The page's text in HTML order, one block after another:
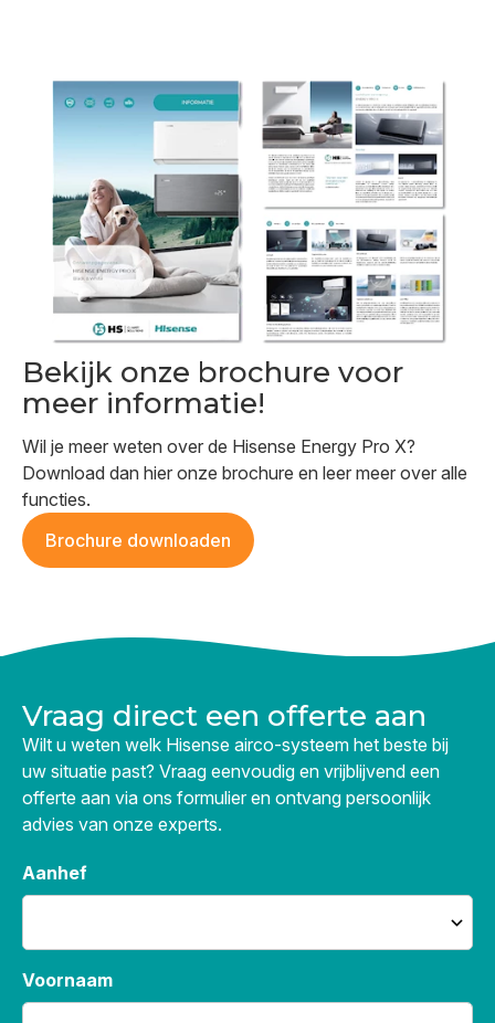
Bekijk onze brochure voor
meer informatie!
Wil je meer weten over de Hisense Energy Pro X?
Download dan hier onze brochure en leer meer over alle
functies.
Brochure downloaden
Vraag direct een offerte aan
Wilt u weten welk Hisense airco-systeem het beste bij
uw situatie past? Vraag eenvoudig en vrijblijvend een
offerte aan via ons formulier en ontvang persoonlijk
advies van onze experts.
Aanhef
Voornaam